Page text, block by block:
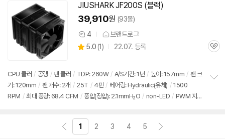
JIUSHARKJF200S (블랙)
39,910원 (93몰)
상
품
4 브랜드로그
별
5.0 (상
1) 22.07. 등록
관
CPU 쿨러 / 공랭 / 팬 쿨러 / TDP: 260W / A/S기간: 1년 / 높이: 157mm / 팬 크
기: 120mm / 팬 개수: 2개 / 25T / 4핀 / 베어링: Hydraulic(유체) / 1500
RPM / 최대 풍량: 68.4 CFM / 풍압(정압): 2.1mmH₂O / non-LED / PWM 지
1 2 3 4 5